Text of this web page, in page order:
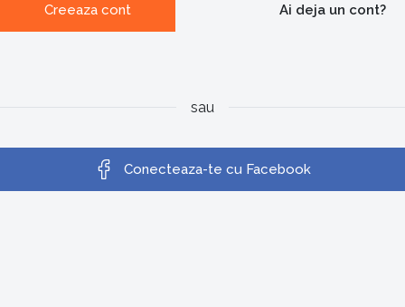
Creeaza cont Ai deja un cont?
sau
Conecteaza-te cu Facebook